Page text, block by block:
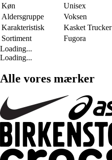
Køn
Unisex
Aldersgruppe
Voksen
Karakteristisk
Kasket Trucker
Sortiment
Fugora
Loading...
Loading...
Alle vores mærker